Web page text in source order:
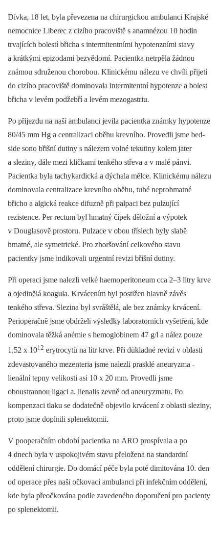
Dívka, 18 let, byla převezena na chirurgickou ambulanci Krajské
nemocnice Liberec z cizího pracoviště s anamnézou 10 hodin
trvajících bolestí břicha s intermitentními hypotenzními stavy
a krátkými epizodami bezvědomí. Pacientka netrpěla žádnou
známou sdruženou chorobou. Klinickému nálezu ve chvíli přijetí
do cizího pracoviště dominovala intermitentní hypotenze a bolest
břicha v levém podžebří a levém mezogastriu.
Po příjezdu na naší ambulanci jevila pacientka známky hypotenze
80/45 mm Hg a centralizaci oběhu krevního. Provedli jsme bed-
side sono břišní dutiny s nálezem volné tekutiny kolem jater
a sleziny, dále mezi kličkami tenkého střeva a v malé pánvi.
Pacientka byla tachykardická a dýchala mělce. Klinickému nálezu
dominovala centralizace krevního oběhu, tuhé neprohmatné
břicho a algická reakce difuzně při palpaci bez pulzující
rezistence. Per rectum byl hmatný čípek děložní a výpotek
v Douglasově prostoru. Pulzace v obou tříslech byly slabě
hmatné, ale symetrické. Pro zhoršování celkového stavu
pacientky jsme indikovali urgentní revizi břišní dutiny.
Při operaci jsme nalezli velké haemoperitoneum cca 2–3 litry krve
a ojedinělá koagula. Krvácením byl postižen hlavně závěs
tenkého střeva. Slezina byl svráštělá, ale bez známky krvácení.
Perioperačně jsme obdrželi výsledky laboratorních vyšetření, kde
dominovala těžká anémie s hemoglobinem 47 g/l a nález pouze
1,52 x 1012 erytrocytů na litr krve. Při důkladné revizi v oblasti
zdevastovaného mezenteria jsme nalezli prasklé aneuryzma ­
lienální tepny velikosti asi 10 x 20 mm. Provedli jsme
oboustrannou ligaci a. lienalis zevně od aneuryzmatu. Po
kompenzaci tlaku se dodatečně objevilo krvácení z oblasti sleziny,
proto jsme doplnili splenektomii.
V pooperačním období pacientka na ARO prospívala a po
4 dnech byla v uspokojivém stavu přeložena na standardní
oddělení chirurgie. Do domácí péče byla poté dimitována 10. den
od operace přes naši očkovací ambulanci při infekčním oddělení,
kde byla přeočkována podle zavedeného doporučení pro pacienty
po splenektomii.